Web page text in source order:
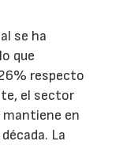
se ha
que
respecto
el sector
mantiene en
La